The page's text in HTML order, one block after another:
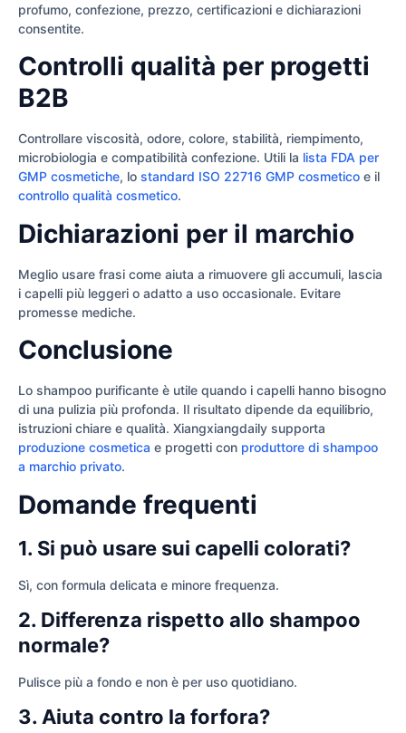
profumo, confezione, prezzo, certificazioni e dichiarazioni
consentite.
Controlli qualità per progetti
B2B
Controllare viscosità, odore, colore, stabilità, riempimento,
microbiologia e compatibilità confezione. Utili la lista FDA per
GMP cosmetiche, lo standard ISO 22716 GMP cosmetico e il
controllo qualità cosmetico.
Dichiarazioni per il marchio
Meglio usare frasi come aiuta a rimuovere gli accumuli, lascia
i capelli più leggeri o adatto a uso occasionale. Evitare
promesse mediche.
Conclusione
Lo shampoo purificante è utile quando i capelli hanno bisogno
di una pulizia più profonda. Il risultato dipende da equilibrio,
istruzioni chiare e qualità. Xiangxiangdaily supporta
produzione cosmetica e progetti con produttore di shampoo
a marchio privato.
Domande frequenti
1. Si può usare sui capelli colorati?
Sì, con formula delicata e minore frequenza.
2. Differenza rispetto allo shampoo
normale?
Pulisce più a fondo e non è per uso quotidiano.
3. Aiuta contro la forfora?